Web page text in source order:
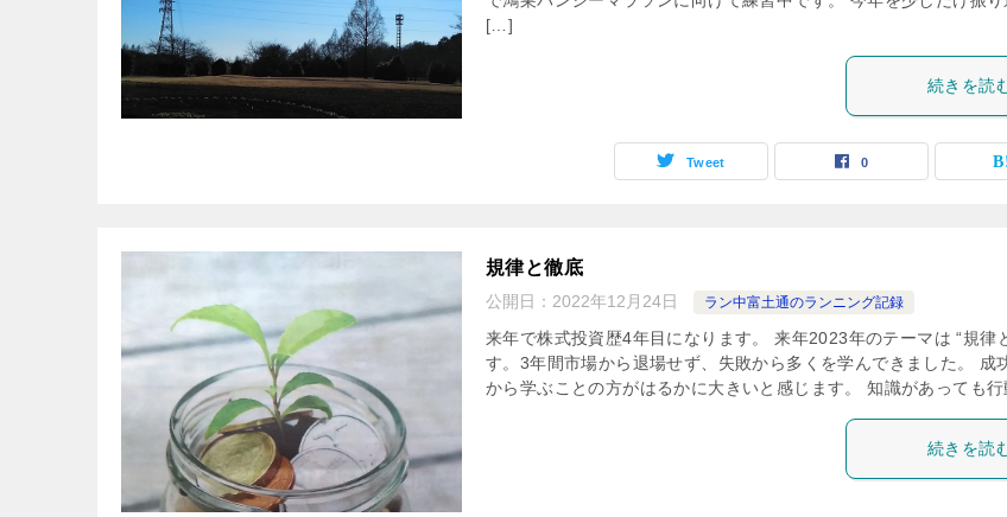
[…]
続きを読
Tweet 0
規律と徹底
公開日： 2022年12月24日 ラン中富土通のランニング記録
来年で株式投資歴4年目になります。 来年2023年のテーマは “規律
す。3年間市場から退場せず、失敗から多くを学んできました。 成
から学ぶことの方がはるかに大きいと感じます。 知識があっても
続きを読